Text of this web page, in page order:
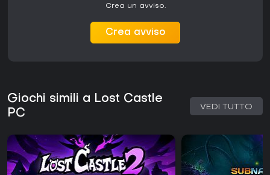
Crea un avviso.
Crea avviso
Giochi simili a Lost Castle
PC
VEDI TUTTO